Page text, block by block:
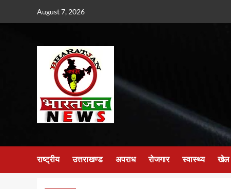
August 7, 2026
राष्ट्रीय उत्तराखण्ड अपराध रोजगार स्वास्थ्य खेल